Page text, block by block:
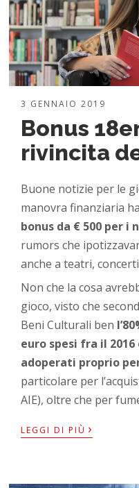
3 GENNAIO 2019
Bonus
rivincita
Buone notizie per le
manovra finanziaria
bonus da € 500 per i
rumors che
anche a teatri,
Non che la cosa
gioco, visto che
Beni Culturali ben
euro spesi fra il
adoperati proprio
particolare per
AIE), oltre che per
LEGGI DI PIÙ ›